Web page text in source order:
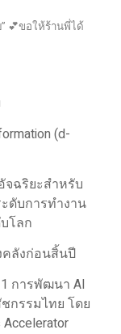
💕ขอให้ร้านพี่ได้
(d-
จฉริยะสำหรับ
ะดับการทำงาน
โลก
ลังก่อนสิ้นปี
การพัฒนา AI
กรรมไทย โดย